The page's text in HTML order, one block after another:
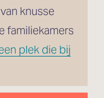
knusse
familiekamers
plek die bij